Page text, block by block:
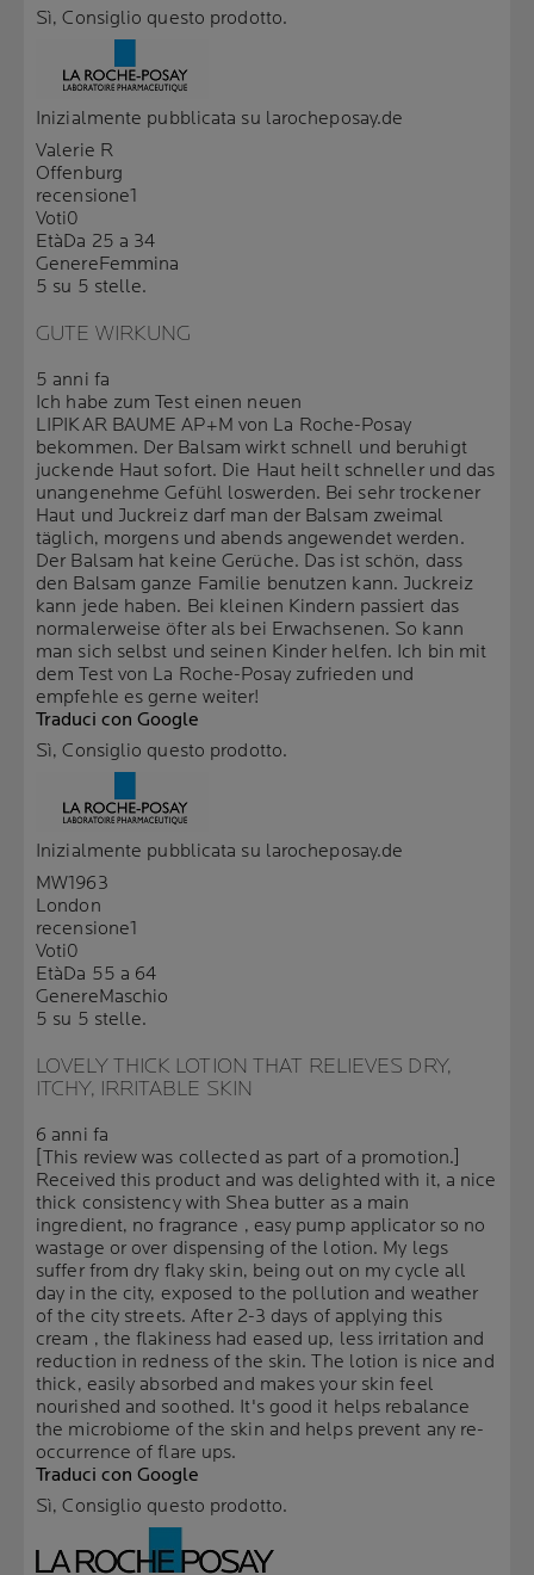
Sì, Consiglio questo prodotto.
Inizialmente pubblicata su larocheposay.de
Valerie R
Offenburg
recensione1
Voti0
EtàDa 25 a 34
GenereFemmina
5 su 5 stelle.
GUTE WIRKUNG
5 anni fa
Ich habe zum Test einen neuen
LIPIKAR BAUME AP+M von La Roche-Posay
bekommen. Der Balsam wirkt schnell und beruhigt
juckende Haut sofort. Die Haut heilt schneller und das
unangenehme Gefühl loswerden. Bei sehr trockener
Haut und Juckreiz darf man der Balsam zweimal
täglich, morgens und abends angewendet werden.
Der Balsam hat keine Gerüche. Das ist schön, dass
den Balsam ganze Familie benutzen kann. Juckreiz
kann jede haben. Bei kleinen Kindern passiert das
normalerweise öfter als bei Erwachsenen. So kann
man sich selbst und seinen Kinder helfen. Ich bin mit
dem Test von La Roche-Posay zufrieden und
empfehle es gerne weiter!
Traduci con Google
Sì, Consiglio questo prodotto.
Inizialmente pubblicata su larocheposay.de
MW1963
London
recensione1
Voti0
EtàDa 55 a 64
GenereMaschio
5 su 5 stelle.
LOVELY THICK LOTION THAT RELIEVES DRY,
ITCHY, IRRITABLE SKIN
6 anni fa
[This review was collected as part of a promotion.]
Received this product and was delighted with it, a nice
thick consistency with Shea butter as a main
ingredient, no fragrance , easy pump applicator so no
wastage or over dispensing of the lotion. My legs
suffer from dry flaky skin, being out on my cycle all
day in the city, exposed to the pollution and weather
of the city streets. After 2-3 days of applying this
cream , the flakiness had eased up, less irritation and
reduction in redness of the skin. The lotion is nice and
thick, easily absorbed and makes your skin feel
nourished and soothed. It's good it helps rebalance
the microbiome of the skin and helps prevent any re-
occurrence of flare ups.
Traduci con Google
Sì, Consiglio questo prodotto.